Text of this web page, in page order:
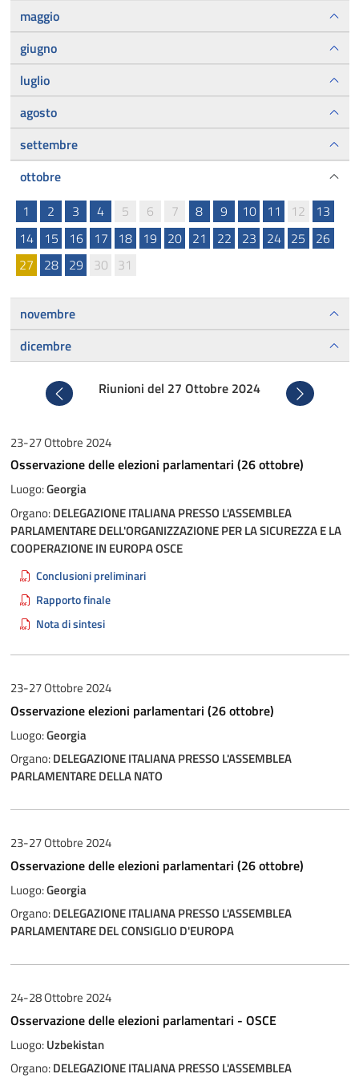
maggio
giugno
luglio
agosto
settembre
ottobre
1
2 3 4 5 6 7 8 9 10 11 12
13
14
15 16 17 18 19 20 21 22 23 24 25
26
27
28 29 30 31
novembre
dicembre
PrecedenteRiunioni del 27 Ottobre 2024 Successivo
23-27 Ottobre 2024
Osservazione delle elezioni parlamentari (26 ottobre)
Luogo:Georgia
Organo:DELEGAZIONE ITALIANA PRESSO L'ASSEMBLEA
PARLAMENTARE DELL'ORGANIZZAZIONE PER LA SICUREZZA E LA
COOPERAZIONE IN EUROPA OSCE
Conclusioni preliminari
Rapporto finale
Nota di sintesi
23-27 Ottobre 2024
Osservazione elezioni parlamentari (26 ottobre)
Luogo:Georgia
Organo:DELEGAZIONE ITALIANA PRESSO L'ASSEMBLEA
PARLAMENTARE DELLA NATO
23-27 Ottobre 2024
Osservazione delle elezioni parlamentari (26 ottobre)
Luogo:Georgia
Organo:DELEGAZIONE ITALIANA PRESSO L'ASSEMBLEA
PARLAMENTARE DEL CONSIGLIO D'EUROPA
24-28 Ottobre 2024
Osservazione delle elezioni parlamentari - OSCE
Luogo:Uzbekistan
Organo:DELEGAZIONE ITALIANA PRESSO L'ASSEMBLEA